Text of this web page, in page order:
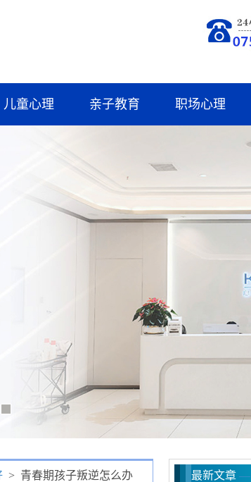
儿童心理 亲子教育 职场心理
> 青春期孩子叛逆怎么办
最新文章—